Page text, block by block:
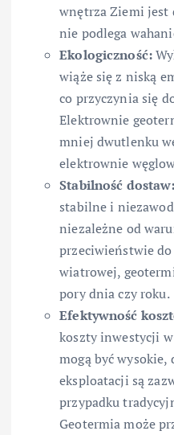
wnętrza Ziemi jest
nie podlega
Ekologiczność:
wiąże się z niską
co przyczynia się
Elektrownie
mniej dwutlenku
elektrownie
Stabilność dostaw:
stabilne i
niezależne od
przeciwieństwie
wiatrowej,
pory dnia czy roku.
Efektywność
koszty inwestycji
mogą być wysokie,
eksploatacji są
przypadku
Geotermia może